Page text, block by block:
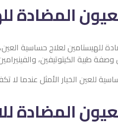
المضادة
للهيستامين لعلاج حساسية
وصفة طبية الكيتوتيفين،
للعين الخيار الأمثل عندما
المضادة